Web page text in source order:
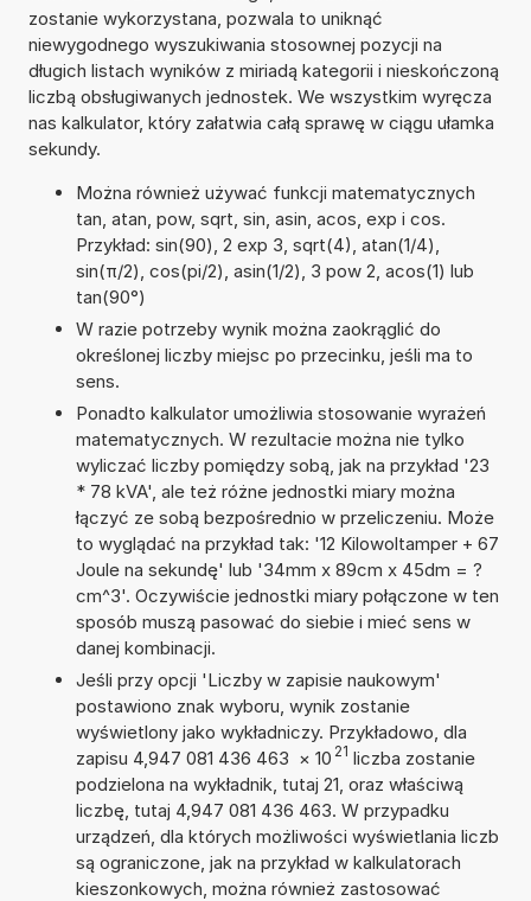
zostanie wykorzystana, pozwala to uniknąć
niewygodnego wyszukiwania stosownej pozycji na
długich listach wyników z miriadą kategorii i nieskończoną
liczbą obsługiwanych jednostek. We wszystkim wyręcza
nas kalkulator, który załatwia całą sprawę w ciągu ułamka
sekundy.
Można również używać funkcji matematycznych
tan, atan, pow, sqrt, sin, asin, acos, exp i cos.
Przykład: sin(90), 2 exp 3, sqrt(4), atan(1/4),
sin(π/2), cos(pi/2), asin(1/2), 3 pow 2, acos(1) lub
tan(90°)
W razie potrzeby wynik można zaokrąglić do
określonej liczby miejsc po przecinku, jeśli ma to
sens.
Ponadto kalkulator umożliwia stosowanie wyrażeń
matematycznych. W rezultacie można nie tylko
wyliczać liczby pomiędzy sobą, jak na przykład '23
* 78 kVA', ale też różne jednostki miary można
łączyć ze sobą bezpośrednio w przeliczeniu. Może
to wyglądać na przykład tak: '12 Kilowoltamper + 67
Joule na sekundę' lub '34mm x 89cm x 45dm = ?
cm^3'. Oczywiście jednostki miary połączone w ten
sposób muszą pasować do siebie i mieć sens w
danej kombinacji.
Jeśli przy opcji 'Liczby w zapisie naukowym'
postawiono znak wyboru, wynik zostanie
wyświetlony jako wykładniczy. Przykładowo, dla
zapisu 4,947 081 436 463 × 10 21 liczba zostanie
podzielona na wykładnik, tutaj 21, oraz właściwą
liczbę, tutaj 4,947 081 436 463. W przypadku
urządzeń, dla których możliwości wyświetlania liczb
są ograniczone, jak na przykład w kalkulatorach
kieszonkowych, można również zastosować